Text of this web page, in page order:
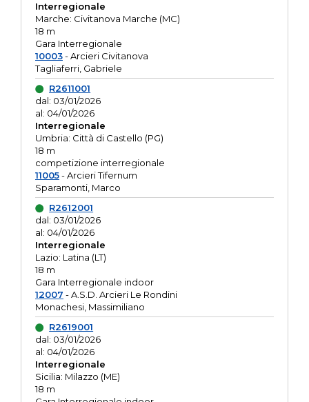
Interregionale
Marche: Civitanova Marche (MC)
18 m
Gara Interregionale
10003- Arcieri Civitanova
Tagliaferri, Gabriele
R2611001
dal: 03/01/2026
al: 04/01/2026
Interregionale
Umbria: Città di Castello (PG)
18 m
competizione interregionale
11005- Arcieri Tifernum
Sparamonti, Marco
R2612001
dal: 03/01/2026
al: 04/01/2026
Interregionale
Lazio: Latina (LT)
18 m
Gara Interregionale indoor
12007 - A.S.D. Arcieri Le Rondini
Monachesi, Massimiliano
R2619001
dal: 03/01/2026
al: 04/01/2026
Interregionale
Sicilia: Milazzo (ME)
18 m